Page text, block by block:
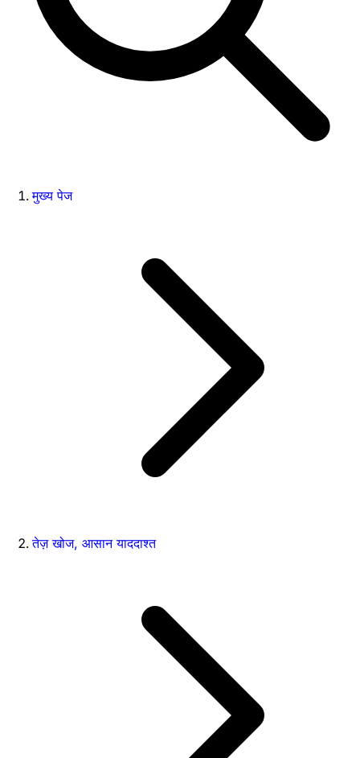
मुख्य पेज
तेज़ खोज, आसान याददाश्त